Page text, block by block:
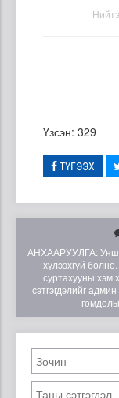
Үзсэн: 329
ТҮГЭЭХ
АНХААРУУЛГА:
хүлээхгүй
суртахууны хэм
сэтгэгдэлийг